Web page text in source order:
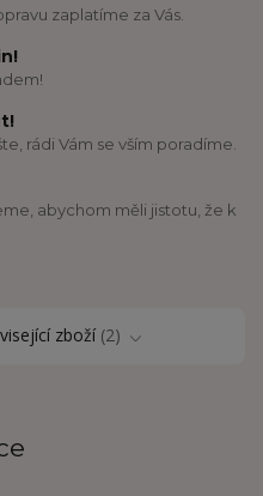
zaplatíme za Vás.
rádi Vám se vším poradíme.
abychom měli jistotu, že k
zboží 2